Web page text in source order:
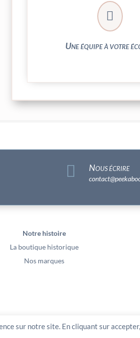

Une équipe à votre
N’hésitez pas à nous
► 04 73 27 04 20
►
 Nous écrire
Notre histoire
La boutique historique
Nos marques
sur notre site. En cliquant sur